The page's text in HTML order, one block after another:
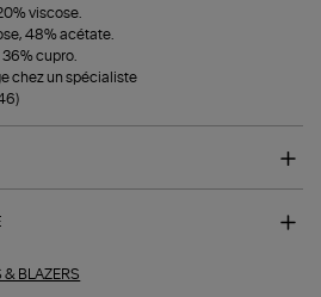
viscose.
48% acétate.
cupro.
chez un spécialiste
& BLAZERS